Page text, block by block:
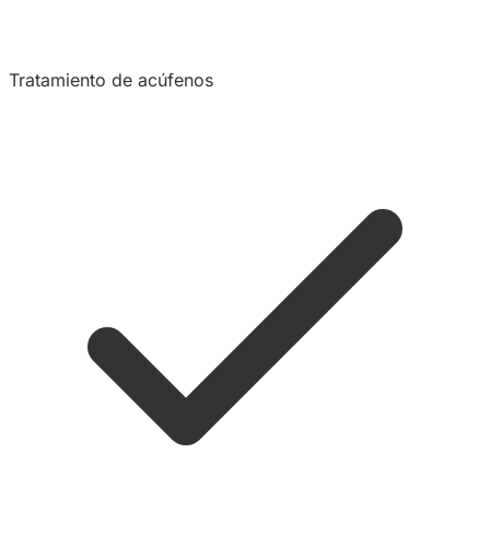
Tratamiento de acúfenos